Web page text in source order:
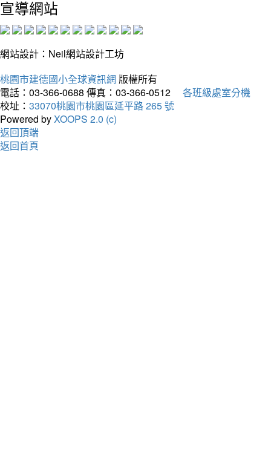
宣導網站
網站設計：Neil網站設計工坊
桃園市建德國小全球資訊網 版權所有
電話：03-366-0688 傳真：03-366-0512
各班級處室分機
校址： 33070桃園市桃園區延平路 265 號
Powered byXOOPS 2.0 (c)
返回頂端
返回首頁